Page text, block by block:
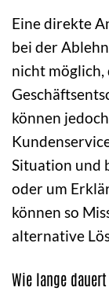
Eine direkte
bei der
nicht möglich,
können
Situation und
oder um
können so
alternative
Wie lange